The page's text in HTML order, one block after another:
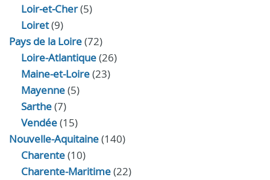
Loir‑et‑Cher(5)
Loiret(9)
Pays de la Loire(72)
Loire-Atlantique(26)
Maine-et-Loire(23)
Mayenne(5)
Sarthe(7)
Vendée(15)
Nouvelle-Aquitaine(140)
Charente(10)
Charente-Maritime(22)